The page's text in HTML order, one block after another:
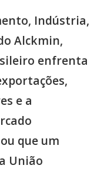
Indústria,
Alckmin,
enfrenta
e a
que um
União